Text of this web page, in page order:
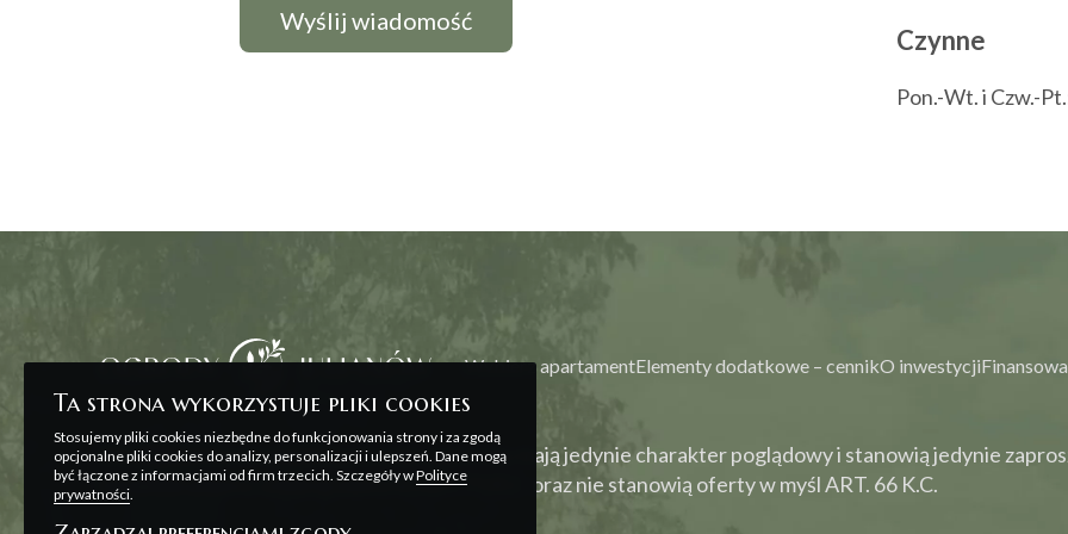
Czynne
Pon.-Wt. i Czw.-
Wybierz apartamentElementy dodatkowe – cennikO inwestycji
Wszelkie prezentowane na stronie materiały mają jedynie charakter poglądowy i stanowią jedynie
zawarcia umowy, o której mowa w ART. 71 K.C. oraz nie stanowią oferty w myśl ART. 66 K.C.
Ta strona wykorzystuje pliki cookies
Stosujemy pliki cookies niezbędne do funkcjonowania strony i za zgodą
opcjonalne pliki cookies do analizy, personalizacji i ulepszeń. Dane mogą
być łączone z informacjami od firm trzecich. Szczegóły wPolityce
prywatności.